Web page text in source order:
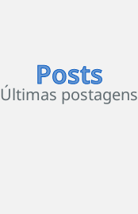
Posts
Últimas postagens